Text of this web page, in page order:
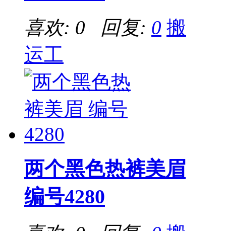
喜欢: 0 回复: 0 搬
运工
两个黑色热裤美眉
编号4280